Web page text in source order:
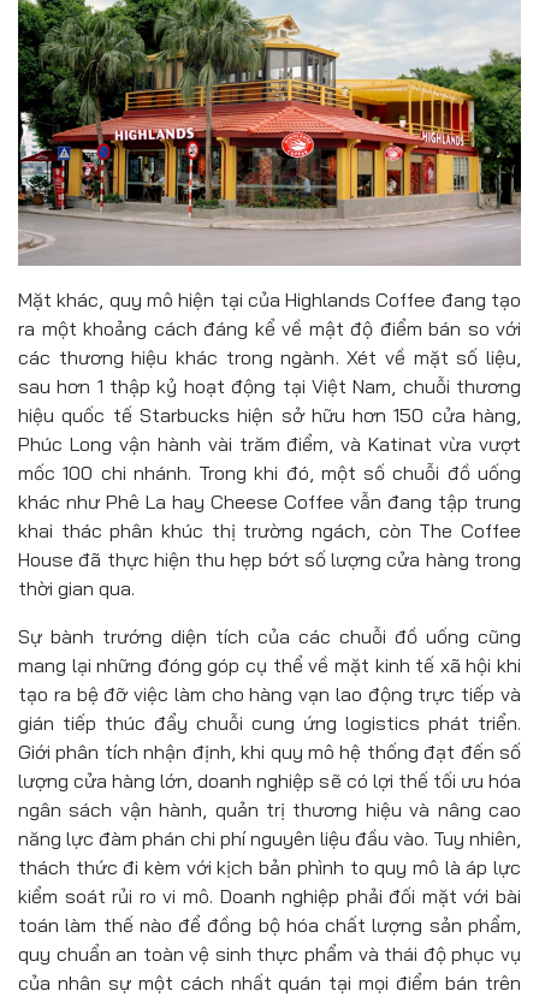
Mặt khác, quy mô hiện tại của Highlands Coffee đang tạo
ra một khoảng cách đáng kể về mật độ điểm bán so với
các thương hiệu khác trong ngành. Xét về mặt số liệu,
sau hơn 1 thập kỷ hoạt động tại Việt Nam, chuỗi thương
hiệu quốc tế Starbucks hiện sở hữu hơn 150 cửa hàng,
Phúc Long vận hành vài trăm điểm, và Katinat vừa vượt
mốc 100 chi nhánh. Trong khi đó, một số chuỗi đồ uống
khác như Phê La hay Cheese Coffee vẫn đang tập trung
khai thác phân khúc thị trường ngách, còn The Coffee
House đã thực hiện thu hẹp bớt số lượng cửa hàng trong
thời gian qua.
Sự bành trướng diện tích của các chuỗi đồ uống cũng
mang lại những đóng góp cụ thể về mặt kinh tế xã hội khi
tạo ra bệ đỡ việc làm cho hàng vạn lao động trực tiếp và
gián tiếp thúc đẩy chuỗi cung ứng logistics phát triển.
Giới phân tích nhận định, khi quy mô hệ thống đạt đến số
lượng cửa hàng lớn, doanh nghiệp sẽ có lợi thế tối ưu hóa
ngân sách vận hành, quản trị thương hiệu và nâng cao
năng lực đàm phán chi phí nguyên liệu đầu vào. Tuy nhiên,
thách thức đi kèm với kịch bản phình to quy mô là áp lực
kiểm soát rủi ro vi mô. Doanh nghiệp phải đối mặt với bài
toán làm thế nào để đồng bộ hóa chất lượng sản phẩm,
quy chuẩn an toàn vệ sinh thực phẩm và thái độ phục vụ
của nhân sự một cách nhất quán tại mọi điểm bán trên